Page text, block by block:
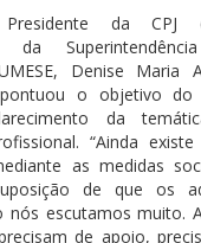
da CPJ
da
Denise Maria
pontuou o objetivo
da
“Ainda
as medidas
de que os
nós escutamos muito.
de apoio,